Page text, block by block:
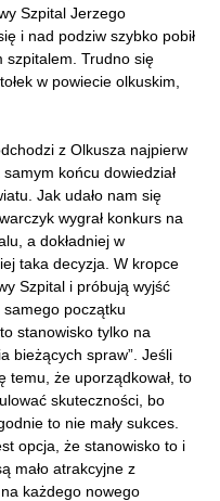
Szpital Jerzego
i nad podziw szybko pobił
szpitalem. Trudno się
w powiecie olkuskim,
z Olkusza najpierw
końcu dowiedział
Jak udało nam się
wygrał konkurs na
a dokładniej w
taka decyzja. W kropce
Szpital i próbują wyjść
samego początku
stanowisko tylko na
bieżących spraw”. Jeśli
temu, że uporządkował, to
skuteczności, bo
to nie mały sukces.
opcja, że stanowisko to i
mało atrakcyjne z
każdego nowego